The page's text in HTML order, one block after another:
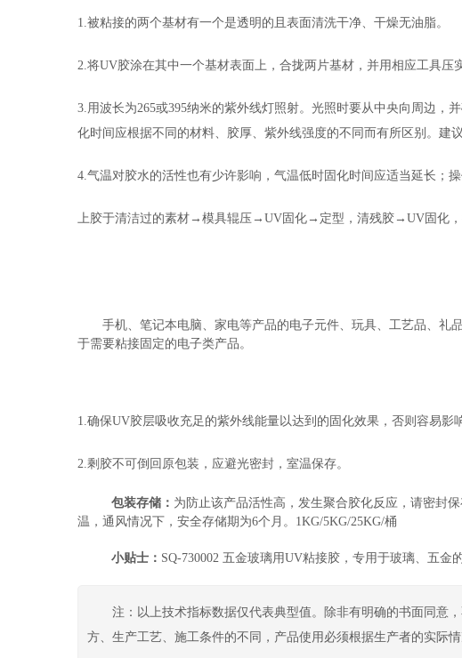
1.被粘接的两个基材有一个是透明的且表面清洗干净、干燥无油脂。
2.将UV胶涂在其中一个基材表面上，合拢两片基材，并用相应工具
3.用波长为265或395纳米的紫外线灯照射。光照时要从中央向周边，
化时间应根据不同的材料、胶厚、紫外线强度的不同而有所区别。建
4.气温对胶水的活性也有少许影响，气温低时固化时间应适当延长；
上胶于清洁过的素材→模具辊压→UV固化→定型，清残胶→UV固化
手机、笔记本电脑、家电等产品的电子元件、玩具、工艺品、礼
于需要粘接固定的电子类产品。
1.确保UV胶层吸收充足的紫外线能量以达到的固化效果，否则容易影
2.剩胶不可倒回原包装，应避光密封，室温保存。
包装存储： 为防止该产品活性高，发生聚合胶化反应，请密封
温，通风情况下，安全存储期为6个月。1KG/5KG/25KG/桶
小贴士： SQ-730002 五金玻璃用UV粘接胶，专用于玻璃、五金
注：以上技术指标数据仅代表典型值。除非有明确的书面同意
方、生产工艺、施工条件的不同，产品使用必须根据生产者的实际